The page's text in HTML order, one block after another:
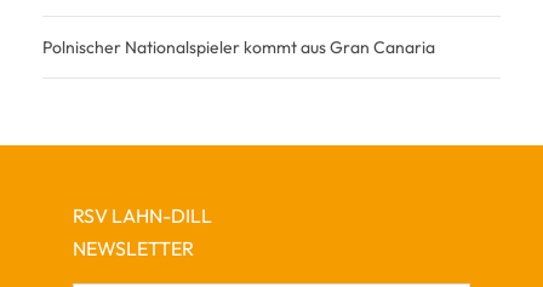
Polnischer Nationalspieler kommt aus Gran Canaria
RSV LAHN-DILL
NEWSLETTER